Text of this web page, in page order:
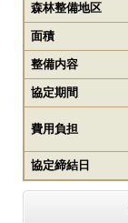
森林整備地区
面積
整備内容
協定期間
費用負担
協定締結日